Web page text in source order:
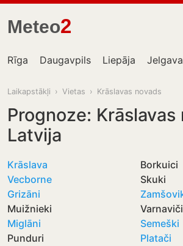
Meteo2
Rīga Daugavpils Liepāja Jelgava
Laikapstākļi › Vietas › Krāslavas novads
Prognoze: Krāslavas
Latvija
Krāslava
Borkuici
Vecborne
Skuki
Grizāni
Muižnieki
Varnaviči
Miglāni
Semeški
Punduri
Platači